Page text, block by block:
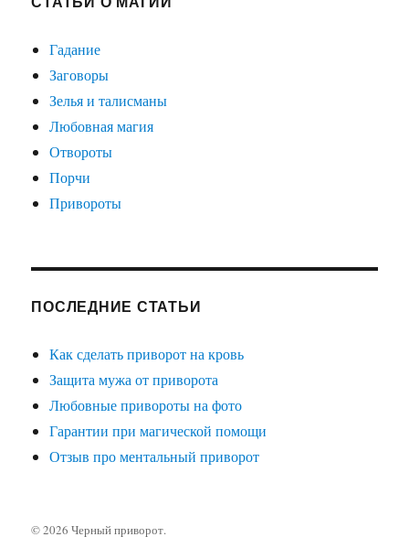
Гадание
Заговоры
Зелья и талисманы
Любовная магия
Отвороты
Порчи
Привороты
ПОСЛЕДНИЕ СТАТЬИ
Как сделать приворот на кровь
Защита мужа от приворота
Любовные привороты на фото
Гарантии при магической помощи
Отзыв про ментальный приворот
© 2026Черный приворот.